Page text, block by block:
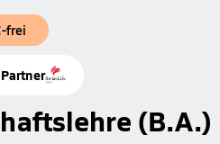
frei
(B.A.)